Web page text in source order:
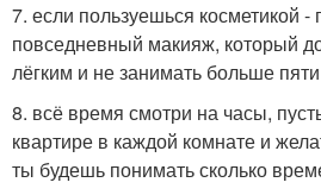
7. если пользуешься косметикой
повседневный макияж, который
лёгким и не занимать больше
8. всё время смотри на часы,
квартире в каждой комнате и
ты будешь понимать сколько